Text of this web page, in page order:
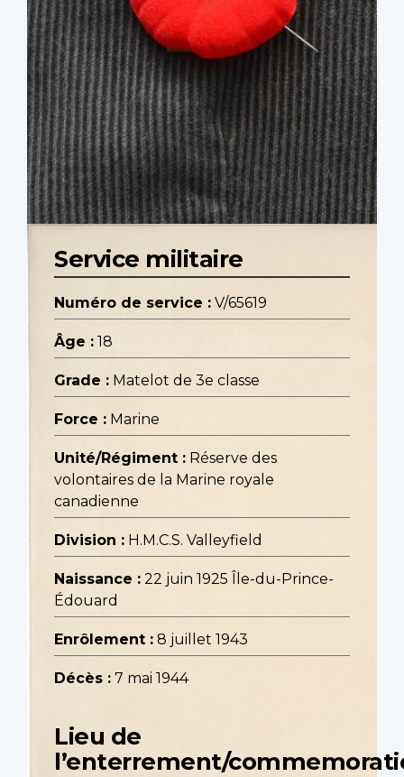
Service militaire
Numéro de service : V/65619
Âge : 18
Grade : Matelot de 3e classe
Force : Marine
Unité/Régiment : Réserve des
volontaires de la Marine royale
canadienne
Division : H.M.C.S. Valleyfield
Naissance : 22 juin 1925 Île-du-Prince-
Édouard
Enrôlement : 8 juillet 1943
Décès : 7 mai 1944
Lieu de
l’enterrement/